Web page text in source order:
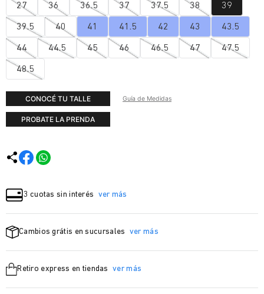
27 36 36.5 37 37.5 38 39
39.5 40 41 41.5 42 43 43.5
44 44.5 45 46 46.5 47 47.5
48.5
CONOCÉ TU TALLE Guía de Medidas
PROBATE LA PRENDA
3 cuotas sin interés ver más
Cambios grátis en sucursales ver más
Retiro express en tiendas ver más